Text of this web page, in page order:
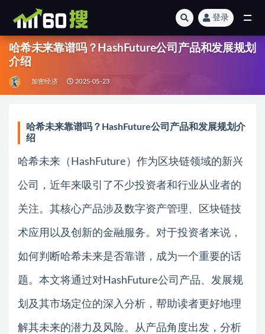
登录
哈希未来靠谱吗？HashFuture公司产品和发展规划
介绍
加密经济 2025-05-23
哈希未来靠谱吗？HashFuture公司产品和发展规划介
绍
哈希未来（HashFuture）作为区块链领域的新兴
公司，近年来吸引了不少投资者和行业从业者的
关注。其核心产品涉及数字资产管理、区块链技
术应用以及创新的金融服务。对于投资者来说，
如何判断哈希未来是否靠谱，成为一个重要的话
题。本文将通过对HashFuture公司产品、发展规
划及其市场定位的深入分析，帮助读者更好地理
解其未来的潜力及风险。从产品角度出发，分析